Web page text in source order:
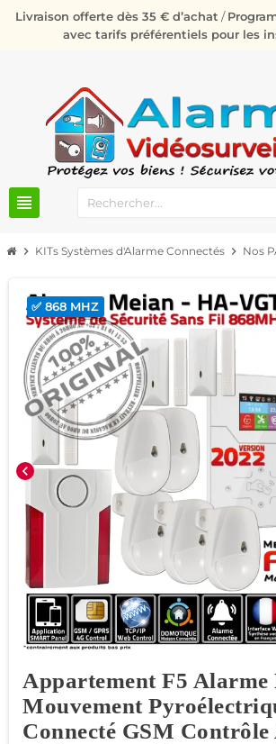
Livraison offerte dès 35 € d’achat /
avec tarifs préférentiels pour les
view_headline
chevron_right KITs Systèmes d'Alarme Connectés chevron_right Nos
chevron_left
✅ 868 MHZ
Appartement F5 Alarme
Mouvement
Connecté GSM Contrôle